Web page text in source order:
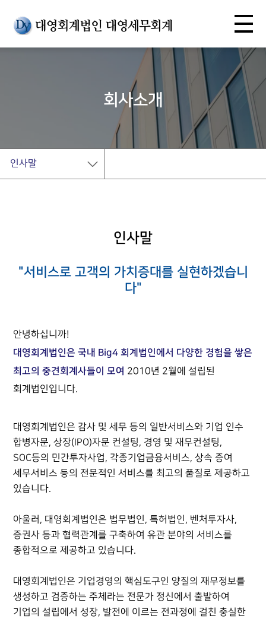
회사소개
인사말
인사말
"서비스로 고객의 가치증대를 실현하겠습니
다"
안녕하십니까!
대영회계법인은 국내 Big4 회계법인에서 다양한 경험을 쌓은
최고의 중견회계사들이 모여 2010년 2월에 설립된
회계법인입니다.
대영회계법인은 감사 및 세무 등의 일반서비스와 기업 인수
합병자문, 상장(IPO)자문 컨설팅, 경영 및 재무컨설팅,
SOC등의 민간투자사업, 각종기업금융서비스, 상속 증여
세무서비스 등의 전문적인 서비스를 최고의 품질로 제공하고
있습니다.
아울러, 대영회계법인은 법무법인, 특허법인, 벤처투자사,
증권사 등과 협력관계를 구축하여 유관 분야의 서비스를
종합적으로 제공하고 있습니다.
대영회계법인은 기업경영의 핵심도구인 양질의 재무정보를
생성하고 검증하는 주체라는 전문가 정신에서 출발하여
기업의 설립에서 성장, 발전에 이르는 전과정에 걸친 충실한